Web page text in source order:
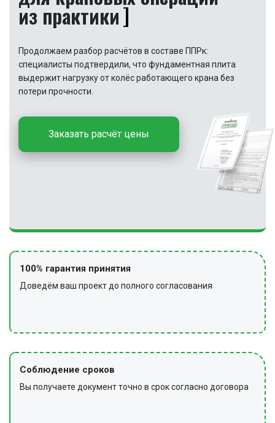
из практики
Продолжаем разбор расчётов в составе ППРк:
специалисты подтвердили, что фундаментная плита
выдержит нагрузку от колёс работающего крана без
потери прочности.
Заказать расчёт цены
100% гарантия принятия
Доведём ваш проект до полного согласования
Соблюдение сроков
Вы получаете документ точно в срок согласно договора